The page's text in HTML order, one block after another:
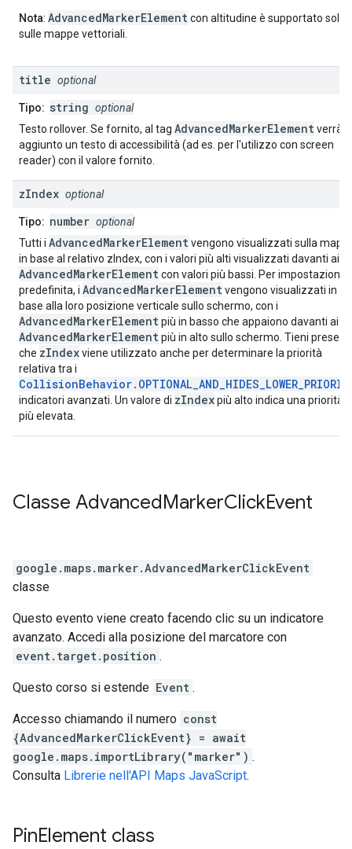
Nota: AdvancedMarkerElementcon altitudine è supportato solo
sulle mappe vettoriali.
title optional
Tipo: string optional
Testo rollover. Se fornito, al tag AdvancedMarkerElementverrà
aggiunto un testo di accessibilità (ad es. per l'utilizzo con screen
reader) con il valore fornito.
zIndex optional
Tipo: number optional
Tutti i AdvancedMarkerElementvengono visualizzati sulla
in base al relativo zIndex, con i valori più alti visualizzati davanti ai
AdvancedMarkerElementcon valori più bassi. Per impostazione
predefinita, i AdvancedMarkerElementvengono visualizzati in
base alla loro posizione verticale sullo schermo, con i
AdvancedMarkerElementpiù in basso che appaiono davanti ai
AdvancedMarkerElementpiù in alto sullo schermo. Tieni
che zIndexviene utilizzato anche per determinare la priorità
relativa tra i
indicatori avanzati. Un valore di zIndexpiù alto indica una priorità
più elevata.
Classe AdvancedMarkerClickEvent
google.maps.marker.AdvancedMarkerClickEvent
classe
Questo evento viene creato facendo clic su un indicatore
avanzato. Accedi alla posizione del marcatore con
event.target.position .
Questo corso si estende Event .
Accesso chiamando il numero const
{AdvancedMarkerClickEvent} = await
google.maps.importLibrary("marker") .
Consulta Librerie nell'API Maps JavaScript.
PinElement class